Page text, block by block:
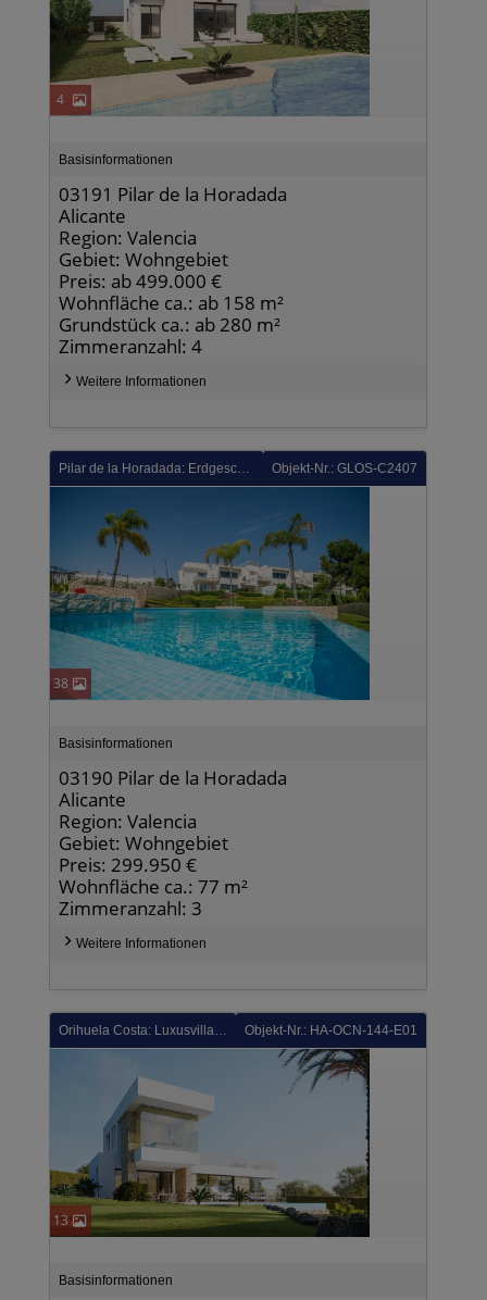
4
Basisinformationen
03191 Pilar de la Horadada
Alicante
Region: Valencia
Gebiet: Wohngebiet
Preis: ab 499.000 €
Wohnfläche ca.: ab 158 m²
Grundstück ca.: ab 280 m²
Zimmeranzahl: 4
Weitere Informationen
Pilar de la Horadada: Erdgeschoss-Wohnung mit 2 Schlafzimmern, 2 Bädern, privatem Garten und Gemeinschaftspool in der Lo Romero-Golfanlage Objekt-Nr.: GLOS-C2407
38
Basisinformationen
03190 Pilar de la Horadada
Alicante
Region: Valencia
Gebiet: Wohngebiet
Preis: 299.950 €
Wohnfläche ca.: 77 m²
Zimmeranzahl: 3
Weitere Informationen
Orihuela Costa: Luxusvilla mit 3 Schlafzimmern, 2 Bädern, Gäste-WC und Infinitypool im exklusiven Las Colinas Golf Resort Objekt-Nr.: HA-OCN-144-E01
13
Basisinformationen